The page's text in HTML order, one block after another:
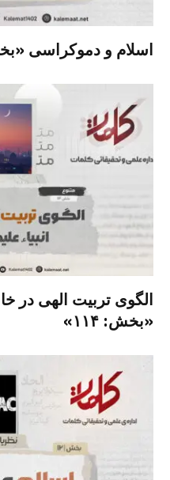
اسلام و دموکراسی
الگوی تربیت الهی در
«بخش: ۱۱۴»